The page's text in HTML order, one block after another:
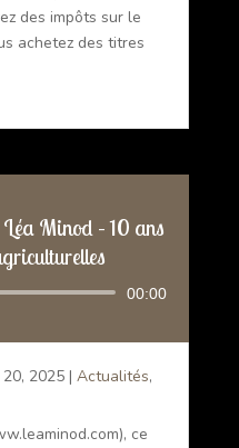
des impôts sur le
achetez des titres
Léa Minod – 10 ans
00:00
2025| Actualités,
ce